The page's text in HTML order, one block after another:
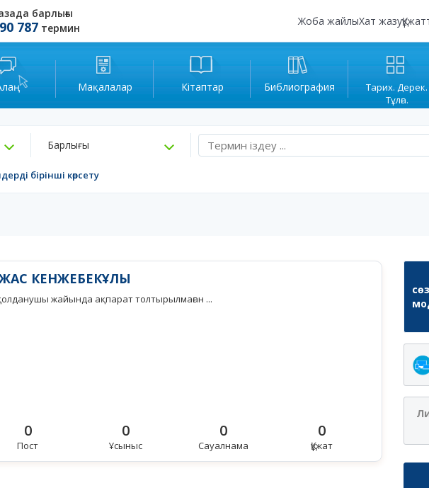
барлығы
787 термин
Жоба жайлыХат жазу
Мақалалар Кітаптар Библиография
Тарих. Дерек.
Тұлға.
Барлығы
бірінші көрсету
КЕНЖЕБЕКҰЛЫ
жайында ақпарат толтырылмаған ...
0
Пост
0
Ұсыныс
0
Сауалнама
0
Құжат